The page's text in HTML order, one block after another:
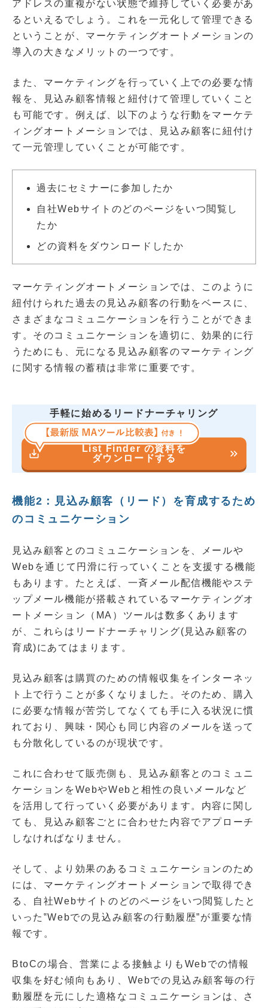
アドレスの重複がない状態で維持していく必要があ
るといえるでしょう。これを一元化して管理できる
ということが、マーケティングオートメーションの
導入の大きなメリットの一つです。
また、マーケティングを行っていく上での必要な情
報を、見込み顧客情報と紐付けて管理していくこと
も可能です。例えば、以下のような行動をマーケテ
ィングオートメーションでは、見込み顧客に紐付け
て一元管理していくことが可能です。
過去にセミナーに参加したか
自社Webサイトのどのページをいつ閲覧し
たか
どの資料をダウンロードしたか
マーケティングオートメーションでは、このように
紐付けられた過去の見込み顧客の行動をベースに、
さまざまなコミュニケーションを行うことができま
す。そのコミュニケーションを適切に、効果的に行
うためにも、元になる見込み顧客のマーケティング
に関する情報の蓄積は非常に重要です。
手軽に始めるリードナーチャリング
save_alt
List Finder の資料を
ダウンロードする
keyboard_double_arrow_right
機能2：見込み顧客（リード）を育成するため
のコミュニケーション
見込み顧客とのコミュニケーションを、メールや
Webを通じて円滑に行っていくことを支援する機能
もあります。たとえば、一斉メール配信機能やステ
ップメール機能が搭載されているマーケティングオ
ートメーション（MA）ツールは数多くあります
が、これらはリードナーチャリング(見込み顧客の
育成)にあてはまります。
見込み顧客は購買のための情報収集をインターネッ
ト上で行うことが多くなりました。そのため、購入
に必要な情報が苦労してなくても手に入る状況に慣
れており、興味・関心も同じ内容のメールを送って
も分散化しているのが現状です。
これに合わせて販売側も、見込み顧客とのコミュニ
ケーションをWebやWebと相性の良いメールなど
を活用して行っていく必要があります。内容に関し
ても、見込み顧客ごとに合わせた内容でアプローチ
しなければなりません。
そして、より効果のあるコミュニケーションのため
には、マーケティングオートメーションで取得でき
る、自社Webサイトのどのページをいつ閲覧したと
いった‟Webでの見込み顧客の行動履歴”が重要な情
報です。
BtoCの場合、営業による接触よりもWebでの情報
収集を好む傾向もあり、Webでの見込み顧客毎の行
動履歴を元にした適格なコミュニケーションは、さ